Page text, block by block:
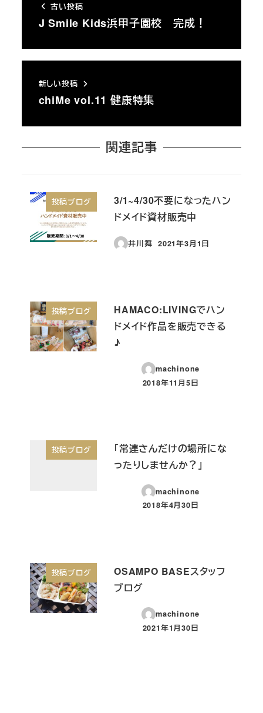
古い投稿
J Smile Kids浜甲子園校 完成！
新しい投稿
chiMe vol.11 健康特集
関連記事
投稿ブログ
3/1~4/30不要になったハン
ドメイド資材販売中
井川舞
投稿日
2021年3月1日
投稿ブログ
HAMACO:LIVINGでハン
ドメイド作品を販売できる
♪
machinone
投稿日
2018年11月5日
投稿ブログ
「常連さんだけの場所にな
ったりしませんか？」
machinone
投稿日
2018年4月30日
投稿ブログ
OSAMPO BASEスタッフ
ブログ
machinone
投稿日
2021年1月30日